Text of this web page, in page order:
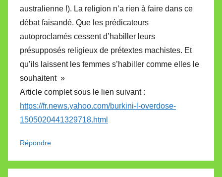
australienne !). La religion n’a rien à faire dans ce
débat faisandé. Que les prédicateurs
autoproclamés cessent d’habiller leurs
présupposés religieux de prétextes machistes. Et
qu’ils laissent les femmes s’habiller comme elles le
souhaitent »
Article complet sous le lien suivant :
https://fr.news.yahoo.com/burkini-l-overdose-
1505020441329718.html
Répondre